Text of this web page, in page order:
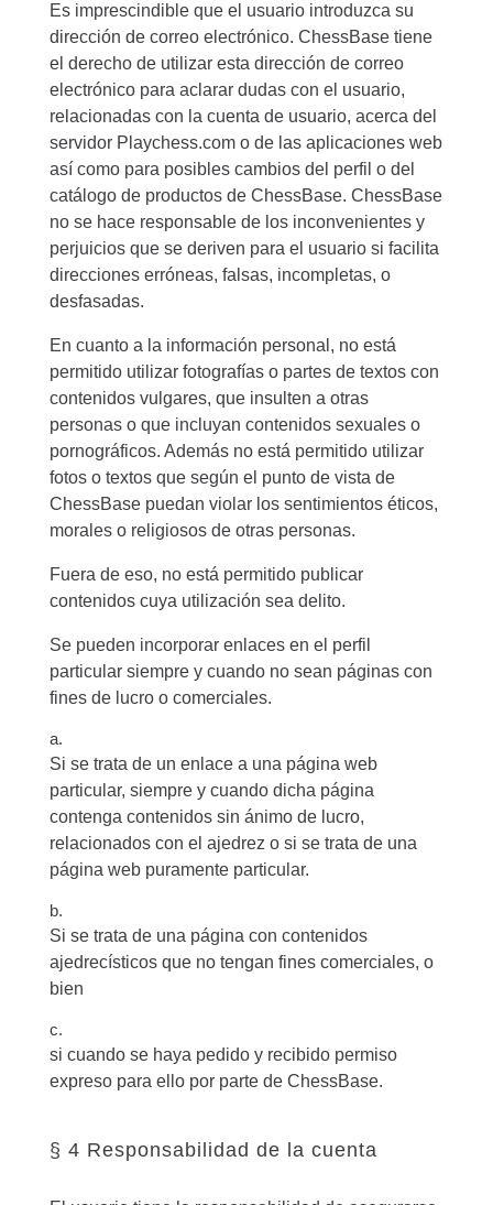
Es imprescindible que el usuario introduzca su
dirección de correo electrónico. ChessBase tiene
el derecho de utilizar esta dirección de correo
electrónico para aclarar dudas con el usuario,
relacionadas con la cuenta de usuario, acerca del
servidor Playchess.com o de las aplicaciones web
así como para posibles cambios del perfil o del
catálogo de productos de ChessBase. ChessBase
no se hace responsable de los inconvenientes y
perjuicios que se deriven para el usuario si facilita
direcciones erróneas, falsas, incompletas, o
desfasadas.
En cuanto a la información personal, no está
permitido utilizar fotografías o partes de textos con
contenidos vulgares, que insulten a otras
personas o que incluyan contenidos sexuales o
pornográficos. Además no está permitido utilizar
fotos o textos que según el punto de vista de
ChessBase puedan violar los sentimientos éticos,
morales o religiosos de otras personas.
Fuera de eso, no está permitido publicar
contenidos cuya utilización sea delito.
Se pueden incorporar enlaces en el perfil
particular siempre y cuando no sean páginas con
fines de lucro o comerciales.
a.
Si se trata de un enlace a una página web
particular, siempre y cuando dicha página
contenga contenidos sin ánimo de lucro,
relacionados con el ajedrez o si se trata de una
página web puramente particular.
b.
Si se trata de una página con contenidos
ajedrecísticos que no tengan fines comerciales, o
bien
c.
si cuando se haya pedido y recibido permiso
expreso para ello por parte de ChessBase.
§ 4 Responsabilidad de la cuenta